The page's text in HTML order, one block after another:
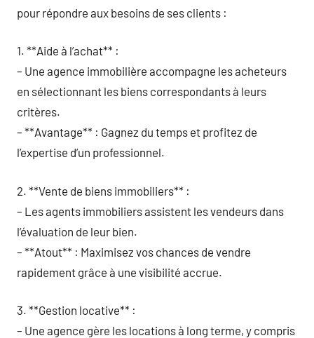
pour répondre aux besoins de ses clients :
1. **Aide à l’achat** :
– Une agence immobilière accompagne les acheteurs
en sélectionnant les biens correspondants à leurs
critères.
– **Avantage** : Gagnez du temps et profitez de
l’expertise d’un professionnel.
2. **Vente de biens immobiliers** :
– Les agents immobiliers assistent les vendeurs dans
l’évaluation de leur bien.
– **Atout** : Maximisez vos chances de vendre
rapidement grâce à une visibilité accrue.
3. **Gestion locative** :
– Une agence gère les locations à long terme, y compris